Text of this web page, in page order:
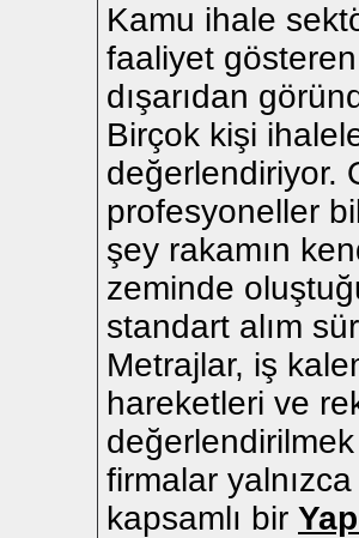
Kamu ihale
faaliyet
dışarıdan
Birçok kişi
değerlendiriyor.
profesyoneller
şey rakamın
zeminde
standart alım
Metrajlar, iş
hareketleri ve
firmalar
kapsamlı bir